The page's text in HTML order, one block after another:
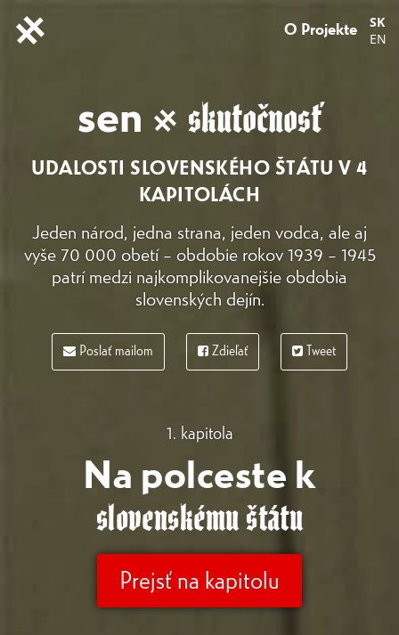
SK
EN
O Projekte
sen skutočnosť
UDALOSTI SLOVENSKÉHO ŠTÁTU V 4
KAPITOLÁCH
Jeden národ, jedna strana, jeden vodca, ale aj
vyše 70 000 obetí – obdobie rokov 1939 – 1945
patrí medzi najkomplikovanejšie obdobia
slovenských dejín.
Poslať mailom Zdieľať Tweet
1. kapitola
Na polceste k
slovenskému štátu
Prejsť na kapitolu